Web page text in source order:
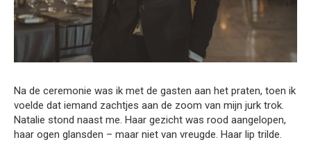
Na de ceremonie was ik met de gasten aan het praten, toen ik
voelde dat iemand zachtjes aan de zoom van mijn jurk trok.
Natalie stond naast me. Haar gezicht was rood aangelopen,
haar ogen glansden – maar niet van vreugde. Haar lip trilde.